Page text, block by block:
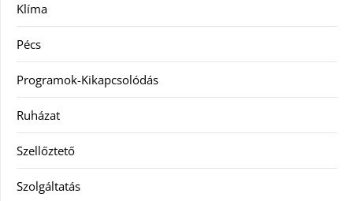
Klíma
Pécs
Programok-Kikapcsolódás
Ruházat
Szellőztető
Szolgáltatás